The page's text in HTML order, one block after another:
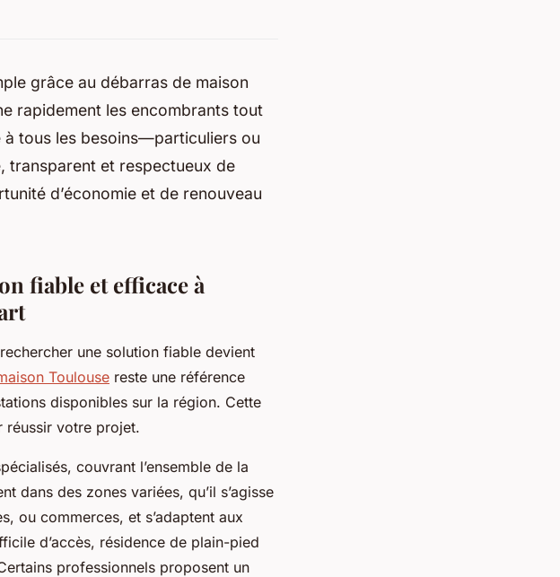
grâce au débarras de maison
rapidement les encombrants tout
tous les besoins—particuliers ou
transparent et respectueux de
d’économie et de renouveau
fiable et efficace à
une solution fiable devient
Toulouse reste une référence
disponibles sur la région. Cette
réussir votre projet.
couvrant l’ensemble de la
dans des zones variées, qu’il s’agisse
ou commerces, et s’adaptent aux
d’accès, résidence de plain-pied
professionnels proposent un